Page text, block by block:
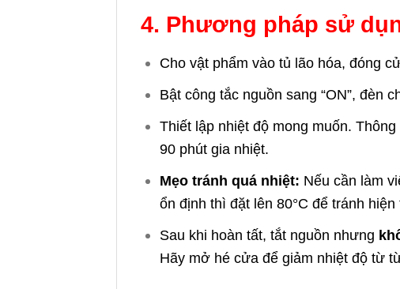
4. Phương pháp sử
Cho vật phẩm vào tủ lão hóa, đóng
Bật công tắc nguồn sang “ON”, đèn
Thiết lập nhiệt độ mong muốn.
90 phút gia nhiệt.
Mẹo tránh quá nhiệt: Nếu cần làm
ổn định thì đặt lên 80°C để tránh
Sau khi hoàn tất, tắt nguồn nhưng
Hãy mở hé cửa để giảm nhiệt độ từ